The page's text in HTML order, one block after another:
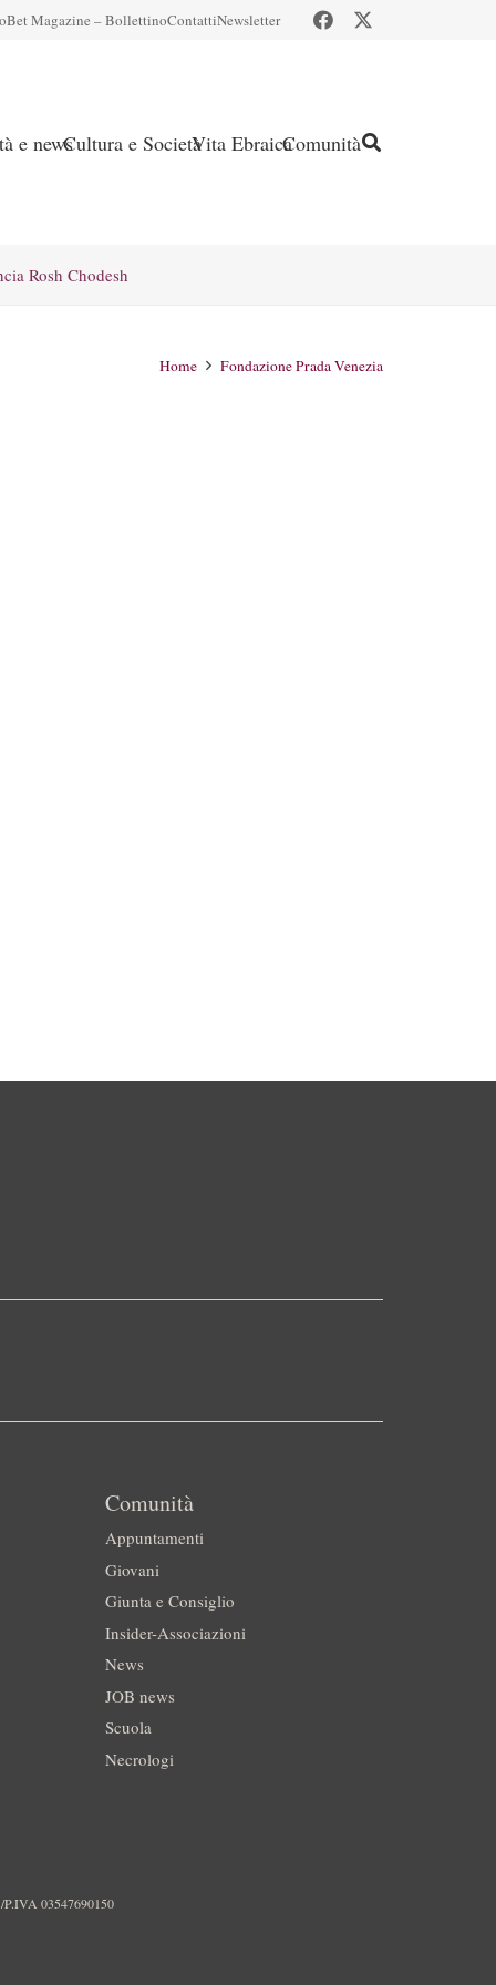
Bet Magazine – BollettinoContattiNewsletter
e newsCultura e SocietàVita EbraicaComunità
Rosh Chodesh
Home Fondazione Prada Venezia
Comunità
Appuntamenti
Giovani
Giunta e Consiglio
Insider-Associazioni
News
JOB news
Scuola
Necrologi
P.IVA 03547690150